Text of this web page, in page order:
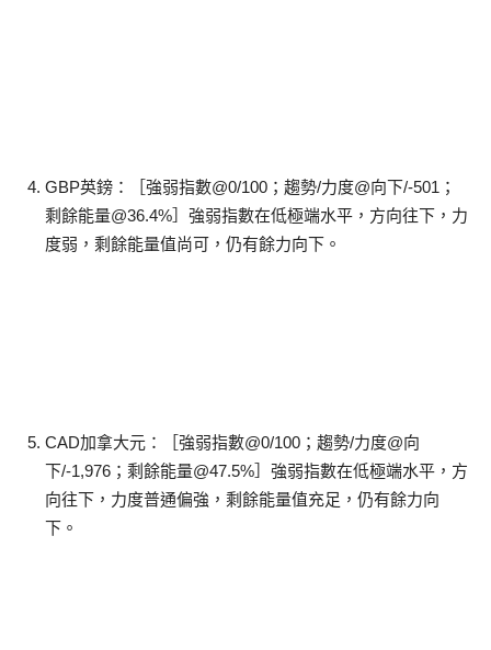
GBP英鎊：［強弱指數@0/100；趨勢/力度@向下/-501；
剩餘能量@36.4%］強弱指數在低極端水平，方向往下，力
度弱，剩餘能量值尚可，仍有餘力向下。
CAD加拿大元：［強弱指數@0/100；趨勢/力度@向
下/-1,976；剩餘能量@47.5%］強弱指數在低極端水平，方
向往下，力度普通偏強，剩餘能量值充足，仍有餘力向
下。